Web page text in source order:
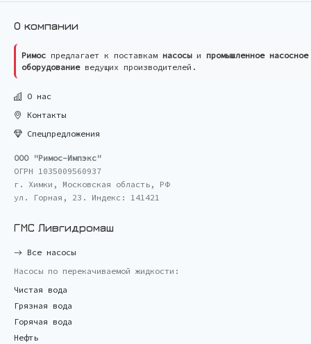
О компании
Римос предлагает к поставкам насосыи промышленное насосное
оборудованиеведущих производителей.
О нас
Контакты
Спецпредложения
ООО "Римос-Импэкс"
ОГРН 1035009560937
г. Химки, Московская область, РФ
ул. Горная, 23. Индекс: 141421
ГМС Ливгидромаш
Все насосы
Насосы по перекачиваемой жидкости:
Чистая вода
Грязная вода
Горячая вода
Нефть